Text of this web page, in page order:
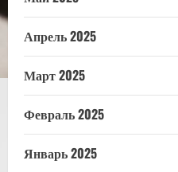
Апрель 2025
Март 2025
Февраль 2025
Январь 2025